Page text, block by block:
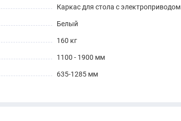
столешницКаркас для стола с электроприводом
Белый
160 кг
1100 - 1900 мм
635-1285 мм